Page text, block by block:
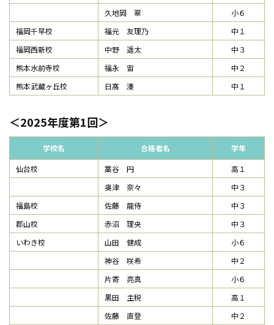
久地岡 翠
小６
福岡千早校
福元 友理乃
中１
福岡西新校
中野 遥太
中３
熊本水前寺校
福永 宙
中２
熊本武蔵ヶ丘校
日髙 湊 中１
2025年度第1回
学校名 合格者名
学年
仙台校
藁谷 円
高１
奥津 奈々
中３
福島校
佐藤 龍侍
中３
郡山校
赤沼 理央
中３
いわき校
山田 健成
小６
神谷 咲希
中２
片寄 亮真
小６
黒田 主税
高１
佐藤 直登
中２